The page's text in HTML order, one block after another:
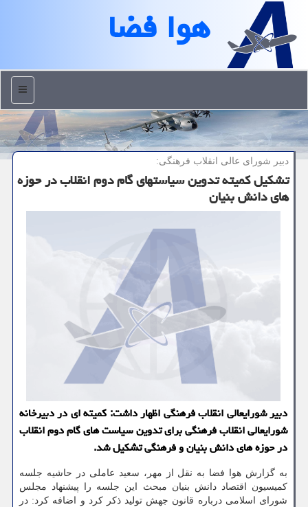
هوا فضا
منو
دبیر شورای عالی انقلاب فرهنگی:
تشكیل كمیته تدوین سیاستهای گام دوم انقلاب در حوزه
های دانش بنیان
دبیر شورایعالی انقلاب فرهنگی اظهار داشت: كمیته ای در دبیرخانه
شورایعالی انقلاب فرهنگی برای تدوین سیاست های گام دوم انقلاب
در حوزه های دانش بنیان و فرهنگی تشكیل شد.
به گزارش هوا فضا به نقل از مهر، سعید عاملی در حاشیه جلسه
کمیسیون اقتصاد دانش بنیان مبحث این جلسه را پیشنهاد مجلس
شورای اسلامی درباره قانون جهش تولید ذکر کرد و اضافه کرد: در